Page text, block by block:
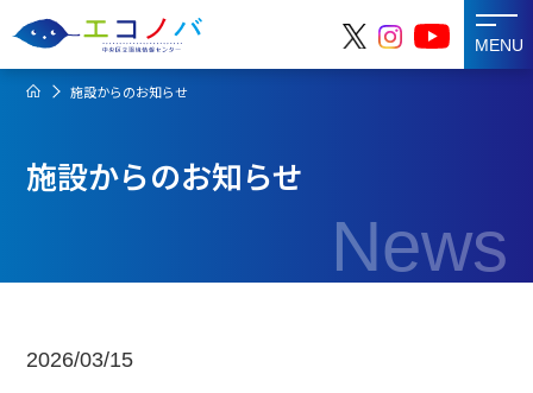
MENU
施設からのお知らせ
施設からのお知らせ
News
2026/03/15